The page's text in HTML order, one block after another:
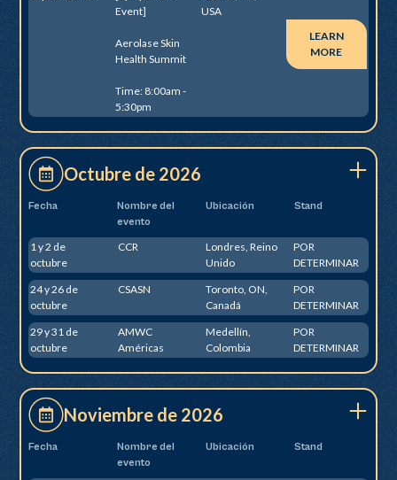
Event]
Aerolase Skin
Health Summit
Time: 8:00am -
5:30pm
USA
LEARN
MORE
Octubre de 2026
Fecha
Nombre del
evento
Ubicación Stand
1 y 2 de
octubre
CCR
Londres, Reino
Unido
POR
DETERMINAR
24 y 26 de
octubre
CSASN
Toronto, ON,
Canadá
POR
DETERMINAR
29 y 31 de
octubre
AMWC
Américas
Medellín,
Colombia
POR
DETERMINAR
Noviembre de 2026
Fecha
Nombre del
evento
Ubicación Stand